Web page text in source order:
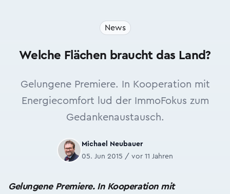
News
Welche Flächen braucht das Land?
Gelungene Premiere. In Kooperation mit
Energiecomfort lud der ImmoFokus zum
Gedankenaustausch.
Michael Neubauer
05. Jun 2015 / vor 11 Jahren
Gelungene Premiere. In Kooperation mit